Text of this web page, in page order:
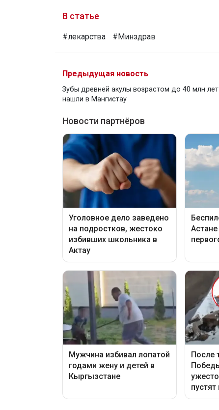
В статье
#лекарства #Минздрав
Предыдущая новость
Зубы древней акулы возрастом до 40 млн лет
нашли в Мангистау